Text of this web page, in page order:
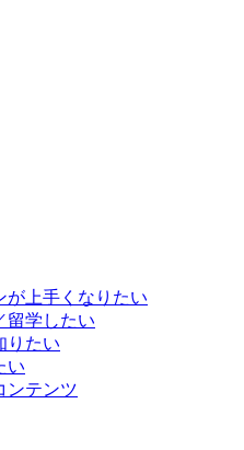
が上手くなりたい
留学したい
りたい
い
ンテンツ